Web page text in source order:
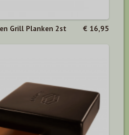
Grill Planken 2st € 16,95